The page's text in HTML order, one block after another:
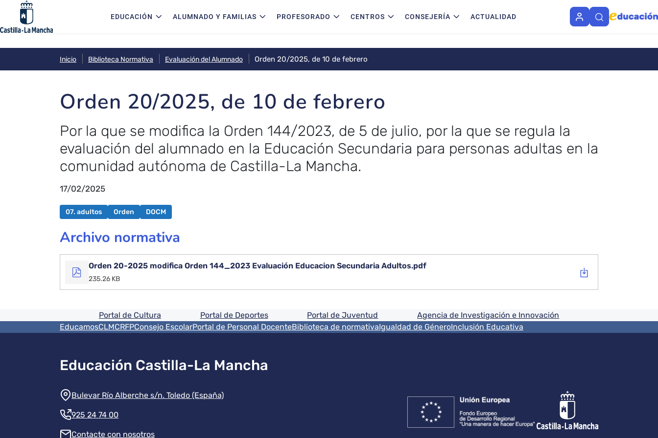
Pasar al contenido principalNavegación principal
EDUCACIÓN ALUMNADO Y FAMILIAS PROFESORADO CENTROS CONSEJERÍA ACTUALIDAD
Inicio Biblioteca Normativa Evaluación del Alumnado Orden 20/2025, de 10 de febrero
Orden 20/2025, de 10 de febrero
Por la que se modifica la Orden 144/2023, de 5 de julio, por la que se regula la
evaluación del alumnado en la Educación Secundaria para personas adultas en la
comunidad autónoma de Castilla-La Mancha.
17/02/2025
07. adultos Orden DOCM
Archivo normativa
Orden 20-2025 modifica Orden 144_2023 Evaluación Educacion Secundaria Adultos.pdf
235.26 KB
Pie de pagina información
Portal de Cultura Portal de Deportes Portal de Juventud Agencia de Investigación e Innovación
Menú del pie
EducamosCLMCRFPConsejo EscolarPortal de Personal DocenteBiblioteca de normativaIgualdad de GéneroInclusión Educativa
Educación Castilla-La Mancha
Información de la institución
Bulevar Río Alberche s/n. Toledo (España)
925 24 74 00
Contacte con nosotros